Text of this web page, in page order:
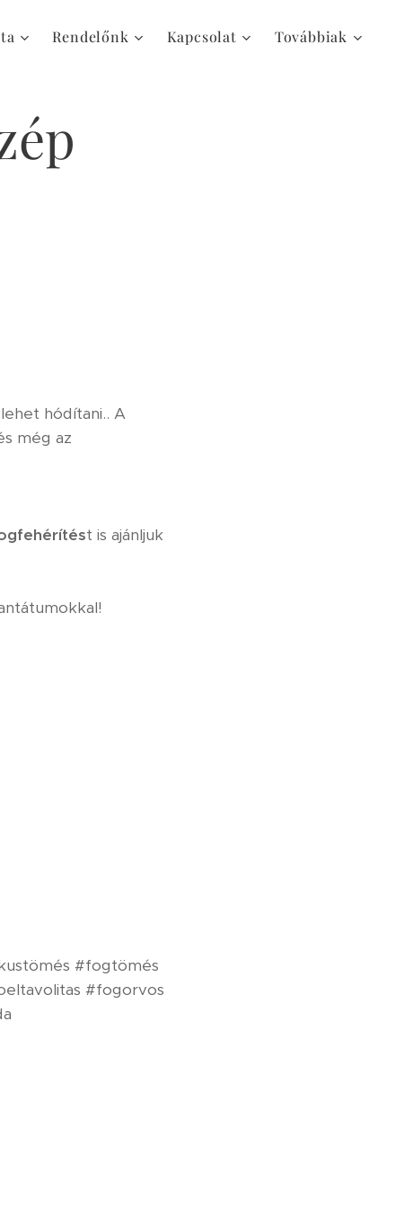
Rendelőnk Kapcsolat Továbbiak
hódítani.. A
még az
t is ajánljuk⁣
#fogtömés
#fogorvos